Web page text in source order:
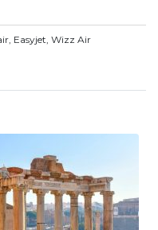
Easyjet, Wizz Air